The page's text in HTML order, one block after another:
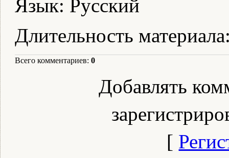
Язык: Русский
Длительность материала
Всего комментариев: 0
Добавлять
[